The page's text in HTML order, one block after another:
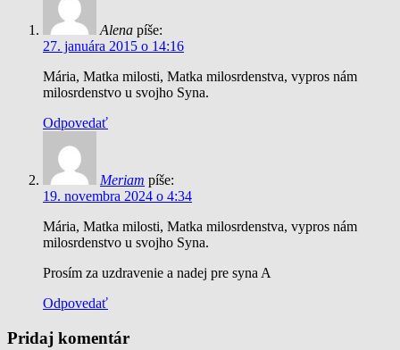
Alena píše:
27. januára 2015 o 14:16
Mária, Matka milosti, Matka milosrdenstva, vypros nám
milosrdenstvo u svojho Syna.
Odpovedať
Meriam píše:
19. novembra 2024 o 4:34
Mária, Matka milosti, Matka milosrdenstva, vypros nám
milosrdenstvo u svojho Syna.
Prosím za uzdravenie a nadej pre syna A
Odpovedať
Pridaj komentár